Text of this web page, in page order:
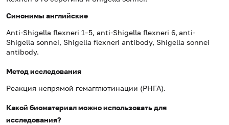
Синонимы английские
Anti-Shigella flexneri 1–5, anti-Shigella flexneri 6, anti-
Shigella sonnei, Shigella flexneri antibody, Shigella sonnei
antibody.
Метод исследования
Реакция непрямой гемагглютинации (РНГА).
Какой биоматериал можно использовать для
исследования?